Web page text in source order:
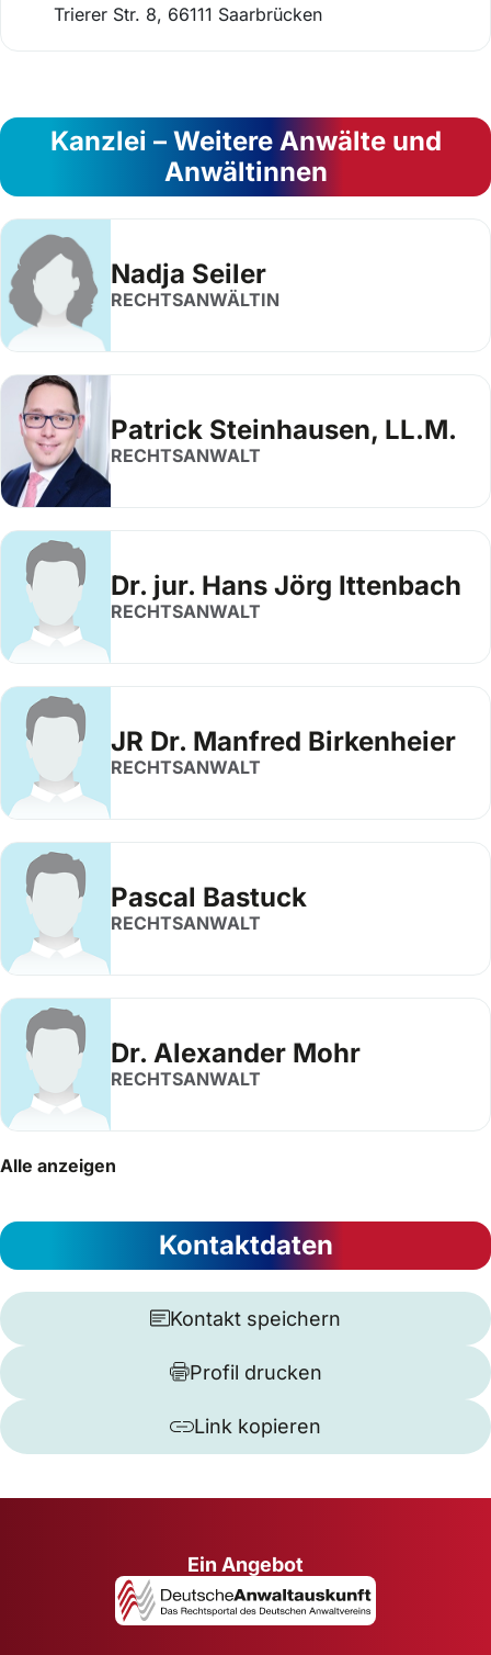
Trierer Str. 8, 66111 Saarbrücken
Kanzlei – Weitere Anwälte und
Anwältinnen
Nadja Seiler
RECHTSANWÄLTIN
Patrick Steinhausen, LL.M.
RECHTSANWALT
Dr. jur. Hans Jörg Ittenbach
RECHTSANWALT
JR Dr. Manfred Birkenheier
RECHTSANWALT
Pascal Bastuck
RECHTSANWALT
Dr. Alexander Mohr
RECHTSANWALT
Alle anzeigen
Kontaktdaten
Kontakt speichern
Profil drucken
Link kopieren
Ein Angebot